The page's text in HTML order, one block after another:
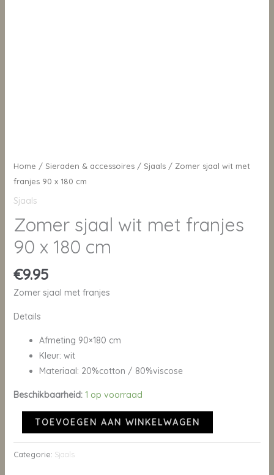
Home / Sieraden & accessoires/ Sjaals/ Zomer sjaal wit met
franjes 90 x 180 cm
Sjaals
Zomer sjaal wit met franjes
90 x 180 cm
€9.95
Zomer sjaal met franjes
Details
Afmeting 90×180 cm
Kleur: wit
Materiaal: 20%cotton / 80%viscose
Beschikbaarheid: 1 op voorraad
TOEVOEGEN AAN WINKELWAGEN
Categorie: Sjaals